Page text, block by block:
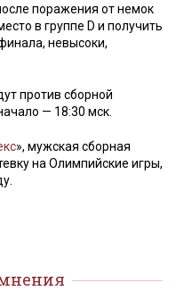
поражения от немок
в группе D и получить
невысоки,
против сборной
— 18:30 мск.
», мужская сборная
на Олимпийские игры,